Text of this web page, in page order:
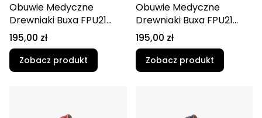
Obuwie Medyczne
Drewniaki Buxa FPU21
Biały
Cena
195,00 zł
Zobacz produkt
Obuwie Medyczne
Drewniaki Buxa FPU21
Czarny
Cena
195,00 zł
Zobacz produkt